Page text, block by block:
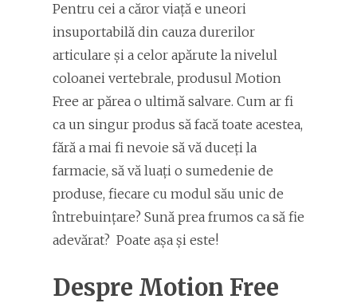
Pentru cei a căror viață e uneori
insuportabilă din cauza durerilor
articulare și a celor apărute la nivelul
coloanei vertebrale, produsul Motion
Free ar părea o ultimă salvare. Cum ar fi
ca un singur produs să facă toate acestea,
fără a mai fi nevoie să vă duceți la
farmacie, să vă luați o sumedenie de
produse, fiecare cu modul său unic de
întrebuințare? Sună prea frumos ca să fie
adevărat? Poate așa și este!
Despre Motion Free